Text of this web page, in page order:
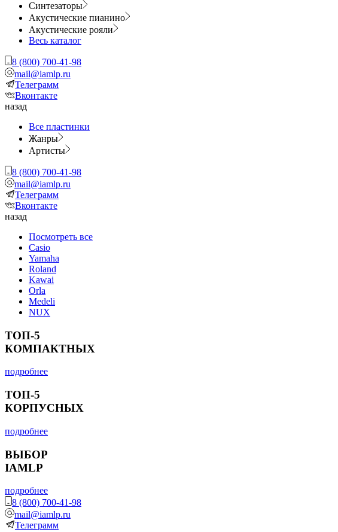
Синтезаторы
Акустические пианино
Акустические рояли
Весь каталог
8 (800) 700-41-98
mail@iamlp.ru
Телеграмм
Вконтакте
назад
Все пластинки
Жанры
Артисты
8 (800) 700-41-98
mail@iamlp.ru
Телеграмм
Вконтакте
назад
Посмотреть все
Casio
Yamaha
Roland
Kawai
Orla
Medeli
NUX
ТОП-5
КОМПАКТНЫХ
подробнее
ТОП-5
КОРПУСНЫХ
подробнее
ВЫБОР
IAMLP
подробнее
8 (800) 700-41-98
mail@iamlp.ru
Телеграмм